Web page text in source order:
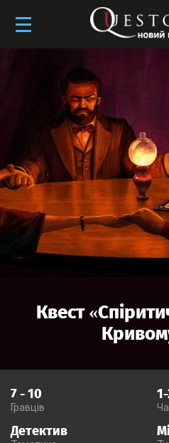
Квест «
7-10
Гравців
Детектив